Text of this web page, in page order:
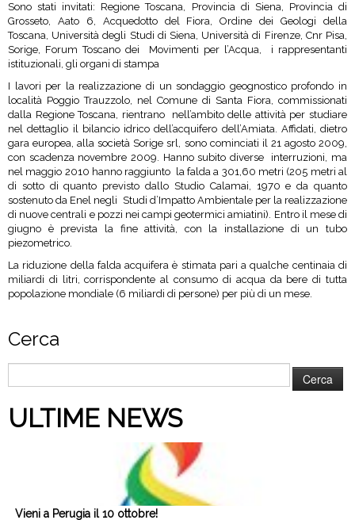
Sono stati invitati: Regione Toscana, Provincia di Siena, Provincia di
Grosseto, Aato 6, Acquedotto del Fiora, Ordine dei Geologi della
Toscana, Università degli Studi di Siena, Università di Firenze, Cnr Pisa,
Sorige, Forum Toscano dei
Movimenti per l’Acqua,
i rappresentanti
istituzionali, gli organi di stampa
I lavori per la realizzazione di un sondaggio geognostico profondo in
località Poggio Trauzzolo, nel Comune di Santa Fiora, commissionati
dalla Regione Toscana, rientrano
nell’ambito delle attività per studiare
nel dettaglio il bilancio idrico dell’acquifero dell’Amiata. Affidati, dietro
gara europea, alla società Sorige srl, sono cominciati il 21 agosto 2009,
con scadenza novembre 2009. Hanno subito diverse
interruzioni, ma
nel maggio 2010 hanno raggiunto la falda a 301,60 metri (205 metri al
di sotto di quanto previsto dallo Studio Calamai, 1970 e da quanto
sostenuto da Enel negli Studi d’Impatto Ambientale per la realizzazione
di nuove centrali e pozzi nei campi geotermici amiatini). Entro il mese di
giugno è prevista la fine attività, con la installazione di un tubo
piezometrico.
La riduzione della falda acquifera è stimata pari a qualche centinaia di
miliardi di litri, corrispondente al consumo di acqua da bere di tutta
popolazione mondiale (6 miliardi di persone) per più di un mese.
Cerca
per:
ULTIME NEWS
Vieni a Perugia il 10 ottobre!